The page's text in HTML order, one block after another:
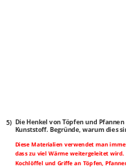
5) Die Henkel von Töpfen und
Kunststoff. Begründe, warum dies
Diese Materialien verwendet man
dass zu viel Wärme weitergeleitet wird.
Kochlöffel und Griffe an Töpfen,